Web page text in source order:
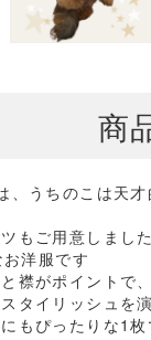
商
うちのこは天才
もご用意しました
洋服です
襟がポイントで、
タイリッシュを
もぴったりな1枚